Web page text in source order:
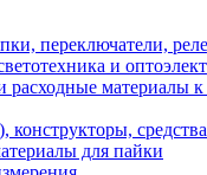
переключатели,
и
расходные материалы
средства
для пайки